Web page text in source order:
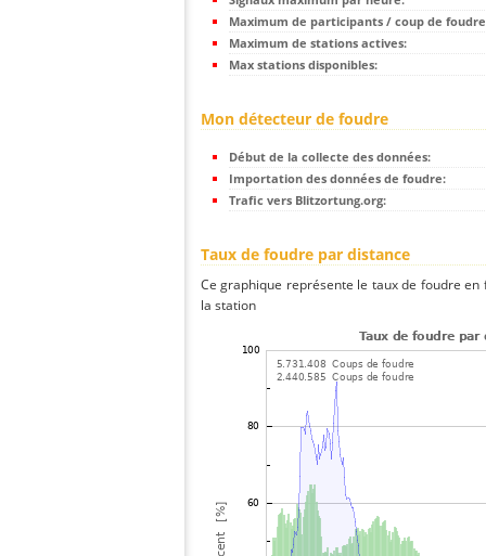
Maximum de participants / coup de
Maximum de stations actives:
Max stations disponibles:
Mon détecteur de foudre
Début de la collecte des données:
Importation des données de foudre:
Trafic vers Blitzortung.org:
Taux de foudre par distance
Ce graphique représente le taux de foudre
la station